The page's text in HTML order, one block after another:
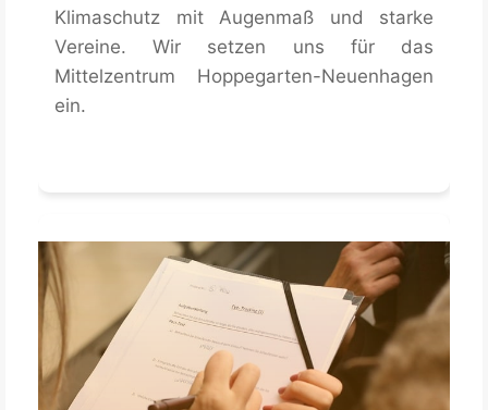
Klimaschutz mit Augenmaß und starke
Vereine. Wir setzen uns für das
Mittelzentrum Hoppegarten-Neuenhagen
ein.